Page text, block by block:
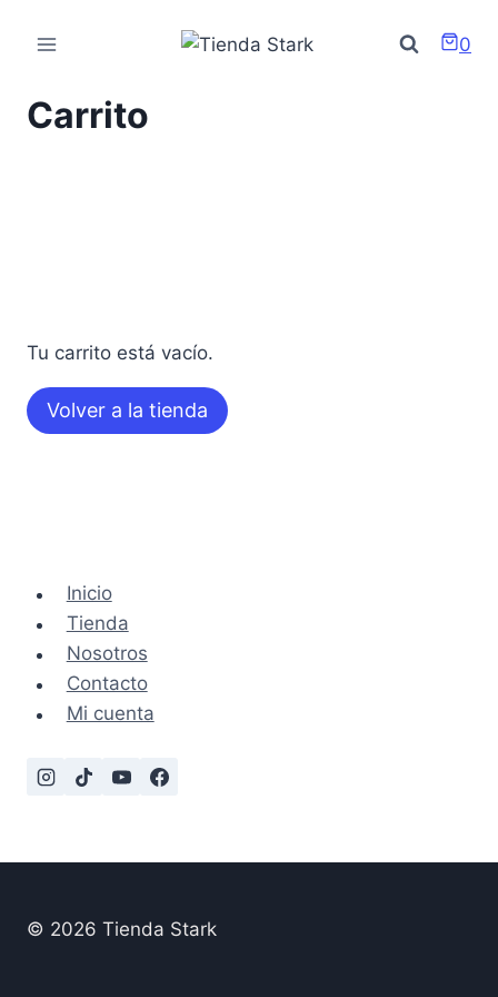
0
Carrito
Tu carrito está vacío.
Volver a la tienda
Inicio
Tienda
Nosotros
Contacto
Mi cuenta
© 2026 Tienda Stark